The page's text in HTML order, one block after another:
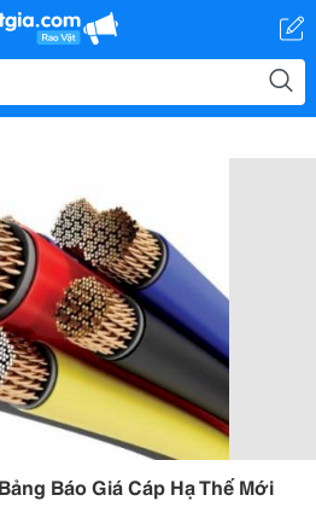
Báo Giá Cáp Hạ Thế Mới